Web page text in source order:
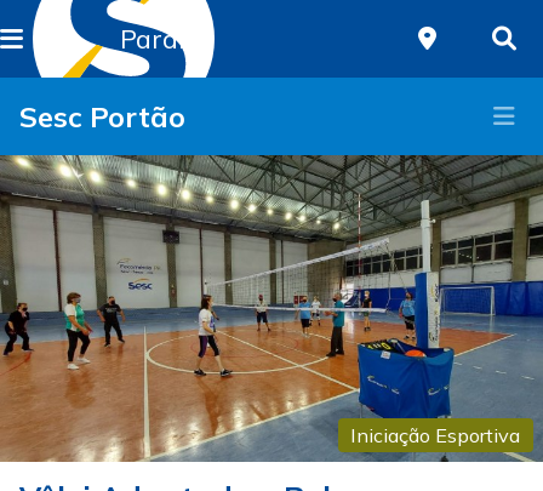
Paraná
Sesc Portão
Iniciação Esportiva